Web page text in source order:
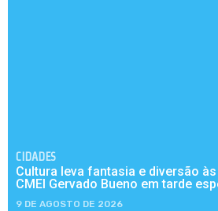
CIDADES
Cultura leva fantasia e diversão
CMEI Gervado Bueno em tarde
9 DE AGOSTO DE 2026